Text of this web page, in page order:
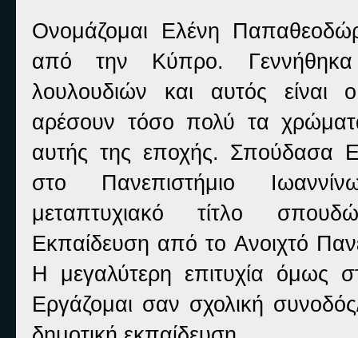
Ονομάζομαι Ελένη
από την Κύπρο.
λουλουδιών και αυτός
αρέσουν τόσο πολύ τα
αυτής της εποχής. Σπούδασα
στο Πανεπιστήμιο
μεταπτυχιακό τίτλο
Εκπαίδευση από το Ανοιχτό
Η μεγαλύτερη επιτυχία όμως
Εργάζομαι σαν σχολική